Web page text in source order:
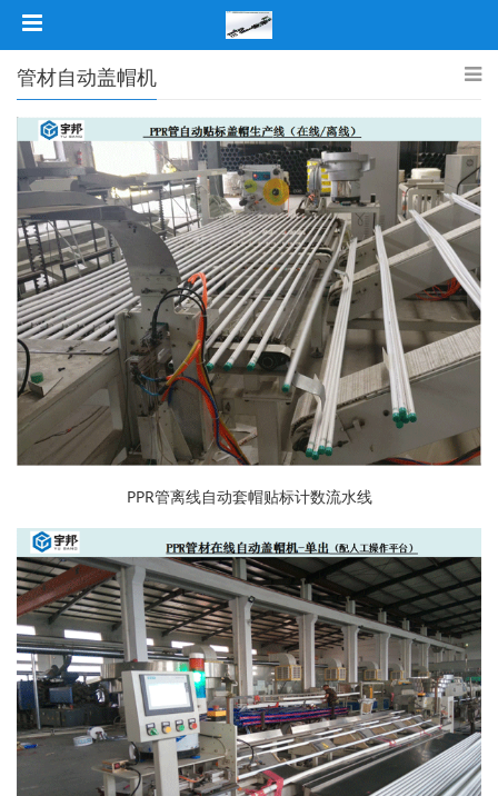
管材自动盖帽机
PPR管离线自动套帽贴标计数流水线